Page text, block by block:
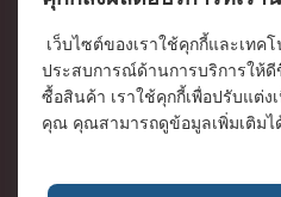
เกี่ยวกับ RS / About RS
RS ทั่วโลก / RS
Worldwide
บริษัทในเครือ RS /
เว็บไซต์ของเราใช้คุกกี้และเทค
ประสบการณ์ด้านการบริการให้
ซื้อสินค้า เราใช้คุกกี้เพื่อปรับแต่
คุณ คุณสามารถดูข้อมูลเพิ่มเติมไ